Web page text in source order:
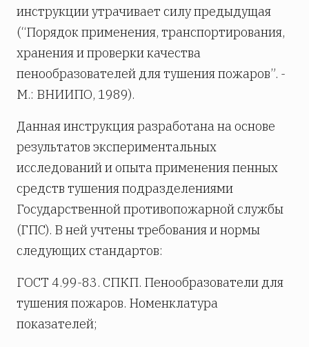
инструкции утрачивает силу предыдущая
(“Порядок применения, транспортирования,
хранения и проверки качества
пенообразователей для тушения пожаров”. -
М.: ВНИИПО, 1989).
Данная инструкция разработана на основе
результатов экспериментальных
исследований и опыта применения пенных
средств тушения подразделениями
Государственной противопожарной службы
(ГПС). В ней учтены требования и нормы
следующих стандартов:
ГОСТ 4.99-83. СПКП. Пенообразователи для
тушения пожаров. Номенклатура
показателей;